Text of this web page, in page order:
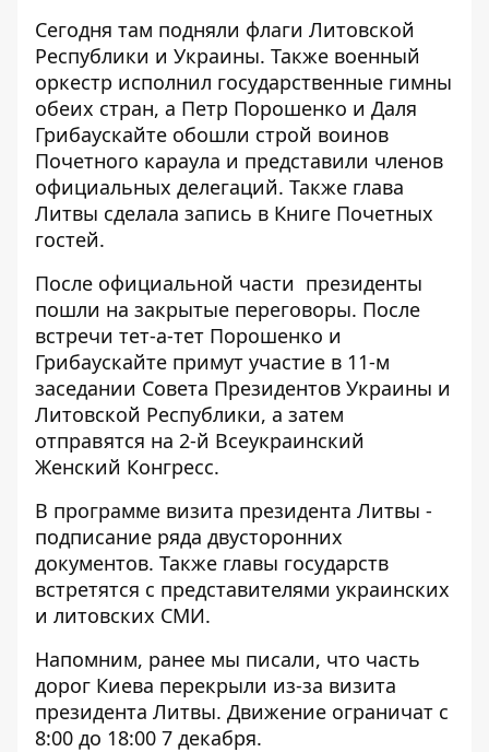
Сегодня там подняли флаги Литовской
Республики и Украины. Также военный
оркестр исполнил государственные гимны
обеих стран, а Петр Порошенко и Даля
Грибаускайте обошли строй воинов
Почетного караула и представили членов
официальных делегаций. Также глава
Литвы сделала запись в Книге Почетных
гостей.
После официальной части президенты
пошли на закрытые переговоры. После
встречи тет-а-тет Порошенко и
Грибаускайте примут участие в 11-м
заседании Совета Президентов Украины и
Литовской Республики, а затем
отправятся на 2-й Всеукраинский
Женский Конгресс.
В программе визита президента Литвы -
подписание ряда двусторонних
документов. Также главы государств
встретятся с представителями украинских
и литовских СМИ.
Напомним, ранее мы писали, что часть
дорог Киева перекрыли из-за визита
президента Литвы. Движение ограничат с
8:00 до 18:00 7 декабря.